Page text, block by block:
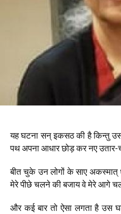
यह घटना सन् इकसठ की है किन्तु
पथ अपना आधार छोड़ कर नए उतार-
बीत चुके उन लोगों के साए
मेरे पीछे चलने की बजाय वे मेरे आगे
और कई बार तो ऐसा लगता है उस